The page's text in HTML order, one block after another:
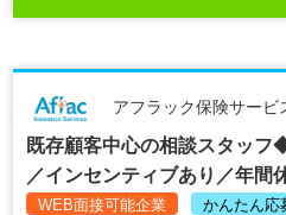
アフラック保険サービ
既存顧客中心の相談スタッフ
／インセンティブあり／年間
WEB面接可能企業
かんたん応